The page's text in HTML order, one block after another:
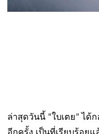
ล่าสุดวันนี้ “ใบเตย” ได้
อีกครั้ง เป็นที่เรียบร้อย